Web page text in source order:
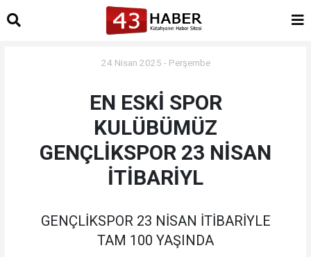
24 Nisan 2025 - Perşembe
EN ESKİ SPOR
KULÜBÜMÜZ
GENÇLİKSPOR 23 NİSAN
İTİBARİYL
GENÇLİKSPOR 23 NİSAN İTİBARİYLE
TAM 100 YAŞINDA